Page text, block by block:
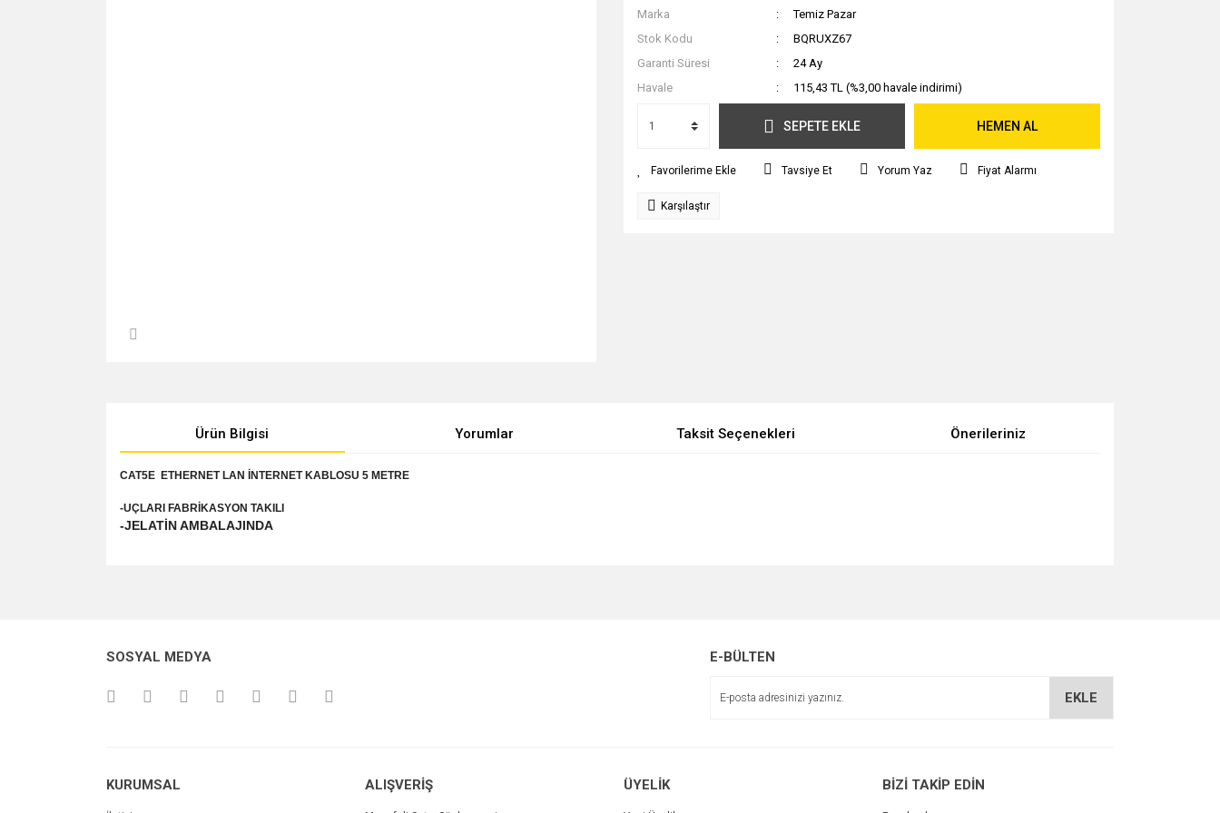
Marka
Temiz Pazar
Stok Kodu
BQRUXZ67
Garanti Süresi
24 Ay
Havale
115,43 TL (%3,00 havale indirimi)
SEPETE EKLE HEMEN AL
Tavsiye Et Yorum Yaz Fiyat Alarmı
Karşılaştır
Ürün Bilgisi Yorumlar Taksit Seçenekleri Önerileriniz
CAT5E ETHERNET LAN İNTERNET KABLOSU 5 METRE
-UÇLARI FABRİKASYON TAKILI
-JELATİN AMBALAJINDA
Ürün açıklamasında eksik bilgiler bulunuyor.
SOSYAL MEDYA E-BÜLTEN
EKLE
KURUMSAL ALIŞVERİŞ ÜYELİK BİZİ TAKİP EDİN